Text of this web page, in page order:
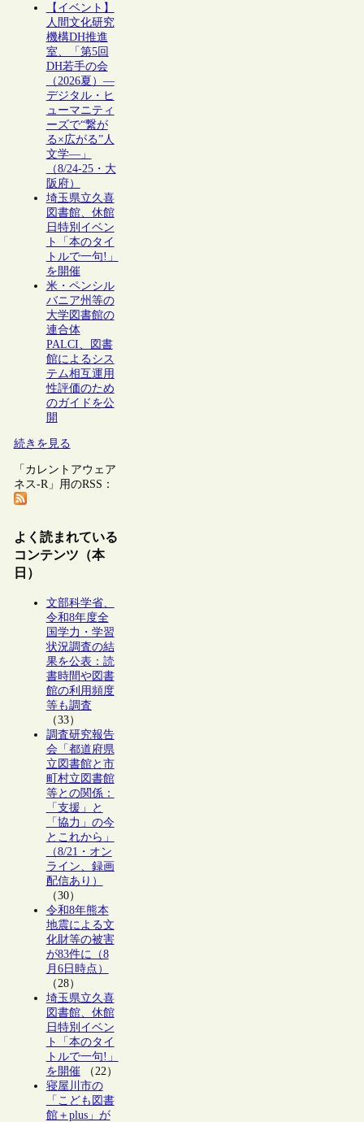
【イベント】
人間文化研究
機構DH推進
室、「第5回
DH若手の会
（2026夏）―
デジタル・ヒ
ューマニティ
ーズで“繋が
る×広がる”人
文学―」
（8/24-25・大
阪府）
埼玉県立久喜
図書館、休館
日特別イベン
ト「本のタイ
トルで一句!」
を開催
米・ペンシル
バニア州等の
大学図書館の
連合体
PALCI、図書
館によるシス
テム相互運用
性評価のため
のガイドを公
開
続きを見る
「カレントアウェア
ネス-R」用のRSS：
よく読まれている
コンテンツ（本
日）
文部科学省、
令和8年度全
国学力・学習
状況調査の結
果を公表：読
書時間や図書
館の利用頻度
等も調査
（33）
調査研究報告
会「都道府県
立図書館と市
町村立図書館
等との関係：
「支援」と
「協力」の今
とこれから」
（8/21・オン
ライン、録画
配信あり）
（30）
令和8年熊本
地震による文
化財等の被害
が83件に（8
月6日時点）
（28）
埼玉県立久喜
図書館、休館
日特別イベン
ト「本のタイ
トルで一句!」
を開催（22）
寝屋川市の
「こども図書
館＋plus」が